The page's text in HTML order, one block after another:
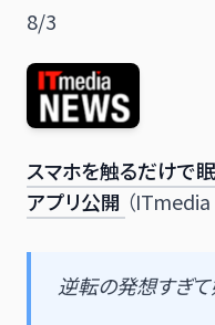
8/3
スマホを触るだけで
アプリ公開 （ITmedia
逆転の発想すぎ